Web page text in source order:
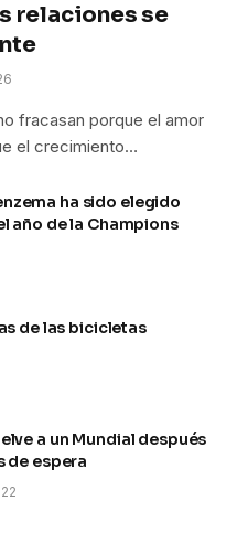
relaciones se
fracasan porque el amor
el crecimiento…
ha sido elegido
año de la Champions
de las bicicletas
a un Mundial después
de espera